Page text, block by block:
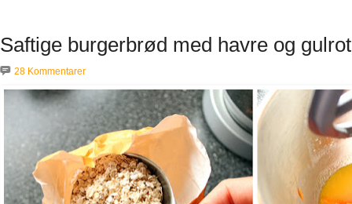
Saftige burgerbrød med havre og gulrot
28 Kommentarer